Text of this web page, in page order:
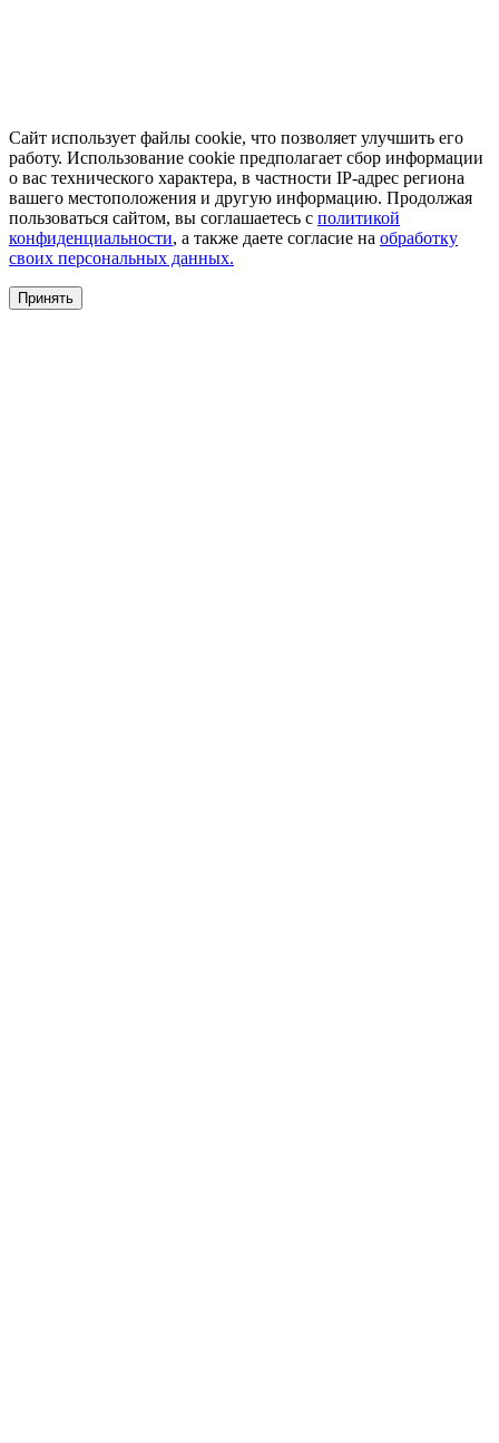
Сайт использует файлы cookie, что позволяет улучшить его
работу. Использование cookie предполагает сбор информации
о вас технического характера, в частности IP-адрес региона
вашего местоположения и другую информацию. Продолжая
пользоваться сайтом, вы соглашаетесь с политикой
конфиденциальности, а также даете согласие на обработку
своих персональных данных.
Принять